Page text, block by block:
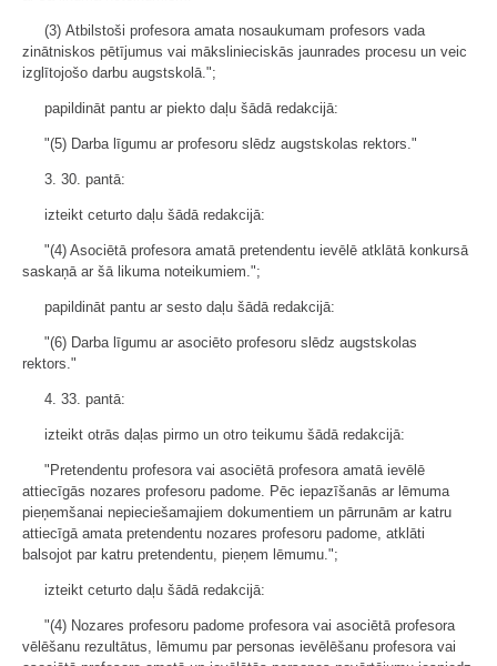
(3) Atbilstoši profesora amata nosaukumam profesors vada
zinātniskos pētījumus vai mākslinieciskās jaunrades procesu un veic
izglītojošo darbu augstskolā.";
papildināt pantu ar piekto daļu šādā redakcijā:
"(5) Darba līgumu ar profesoru slēdz augstskolas rektors."
3. 30. pantā:
izteikt ceturto daļu šādā redakcijā:
"(4) Asociētā profesora amatā pretendentu ievēlē atklātā konkursā
saskaņā ar šā likuma noteikumiem.";
papildināt pantu ar sesto daļu šādā redakcijā:
"(6) Darba līgumu ar asociēto profesoru slēdz augstskolas
rektors."
4. 33. pantā:
izteikt otrās daļas pirmo un otro teikumu šādā redakcijā:
"Pretendentu profesora vai asociētā profesora amatā ievēlē
attiecīgās nozares profesoru padome. Pēc iepazīšanās ar lēmuma
pieņemšanai nepieciešamajiem dokumentiem un pārrunām ar katru
attiecīgā amata pretendentu nozares profesoru padome, atklāti
balsojot par katru pretendentu, pieņem lēmumu.";
izteikt ceturto daļu šādā redakcijā:
"(4) Nozares profesoru padome profesora vai asociētā profesora
vēlēšanu rezultātus, lēmumu par personas ievēlēšanu profesora vai